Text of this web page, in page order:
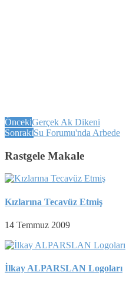
ÖncekiGerçek Ak Dikeni
SonrakiSu Forumu'nda Arbede
Rastgele Makale
Kızlarına Tecavüz Etmiş
14 Temmuz 2009
İlkay ALPARSLAN Logoları